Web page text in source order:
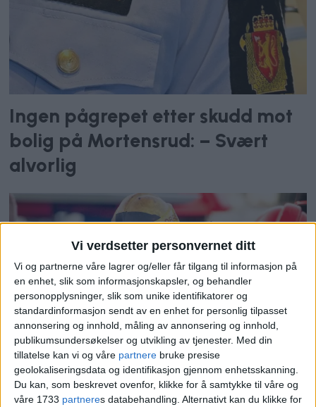
Vi verdsetter personvernet ditt
Vi og partnerne våre lagrer og/eller får tilgang til informasjon på
en enhet, slik som informasjonskapsler, og behandler
personopplysninger, slik som unike identifikatorer og
standardinformasjon sendt av en enhet for personlig tilpasset
annonsering og innhold, måling av annonsering og innhold,
publikumsundersøkelser og utvikling av tjenester. Med din
tillatelse kan vi og våre partnere bruke presise
geolokaliseringsdata og identifikasjon gjennom enhetsskanning.
Du kan, som beskrevet ovenfor, klikke for å samtykke til våre og
våre 1733 partneres databehandling. Alternativt kan du klikke for
Ingen pågrepet etter skudd mot
bolig på Mortensrud: – Svært
alvorlig
Brann på Mortensrud: -
Huset er fullstendig